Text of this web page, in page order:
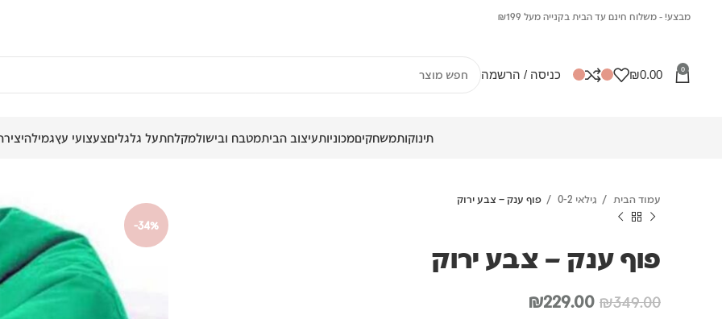
מבצע! - משלוח חינם עד הבית בקנייה מעל ₪199
0
₪0.00 כניסה / הרשמה
תינוקותמשחקיםמכוניותעיצוב הביתמטבח ובישולמקלחתעל גלגליםצעצועי עץגמילה
-34%
עמוד הבית גילאי 0-2 פוף ענק – צבע ירוק
פוף ענק – צבע ירוק
₪349.00
המחיר₪229.00